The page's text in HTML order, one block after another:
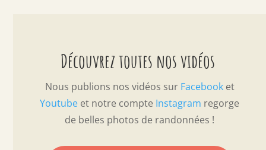
Découvrez toutes nos vidéos
Nous publions nos vidéos sur Facebooket
Youtube et notre compte Instagram regorge
de belles photos de randonnées !